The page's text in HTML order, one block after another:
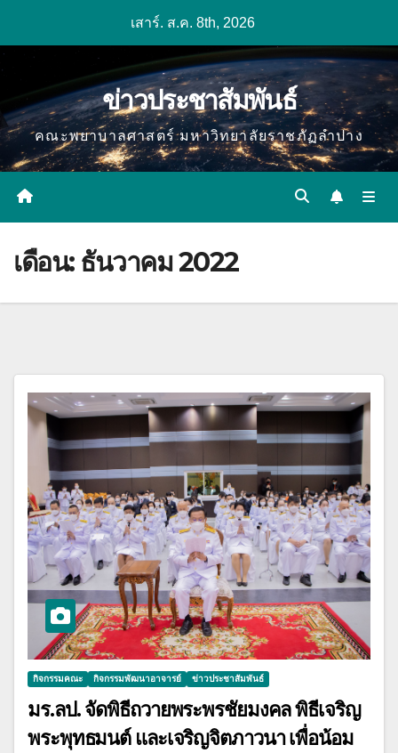
เสาร์. ส.ค. 8th, 2026
ข่าวประชาสัมพันธ์
คณะพยาบาลศาสตร์ มหาวิทยาลัยราชภัฏลำปาง
เดือน: ธันวาคม 2022
กิจกรรมคณะ กิจกรรมพัฒนาอาจารย์ ข่าวประชาสัมพันธ์
มร.ลป. จัดพิธีถวายพระพรชัยมงคล พิธีเจริญ
พระพุทธมนต์ และเจริญจิตภาวนา เพื่อน้อม